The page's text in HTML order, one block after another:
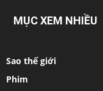
MỤC XEM NHIỀU
Sao thế giới
Phim